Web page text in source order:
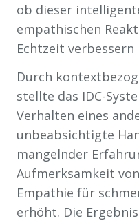
ob dieser
empathischen
Echtzeit verbessern
Durch
stellte das IDC-
Verhalten eines
unbeabsichtigte
mangelnder
Aufmerksamkeit
Empathie für
erhöht. Die